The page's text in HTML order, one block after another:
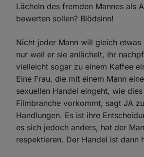
Lächeln des fremden Mannes als
bewerten sollen? Blödsinn!
Nicht jeder Mann will gleich etwas
nur weil er sie anlächelt, ihr
vielleicht sogar zu einem Kaffee
Eine Frau, die mit einem Mann
sexuellen Handel eingeht, wie
Filmbranche vorkommt, sagt JA
Handlungen. Es ist ihre
es sich jedoch anders, hat der
respektieren. Der Handel ist dann